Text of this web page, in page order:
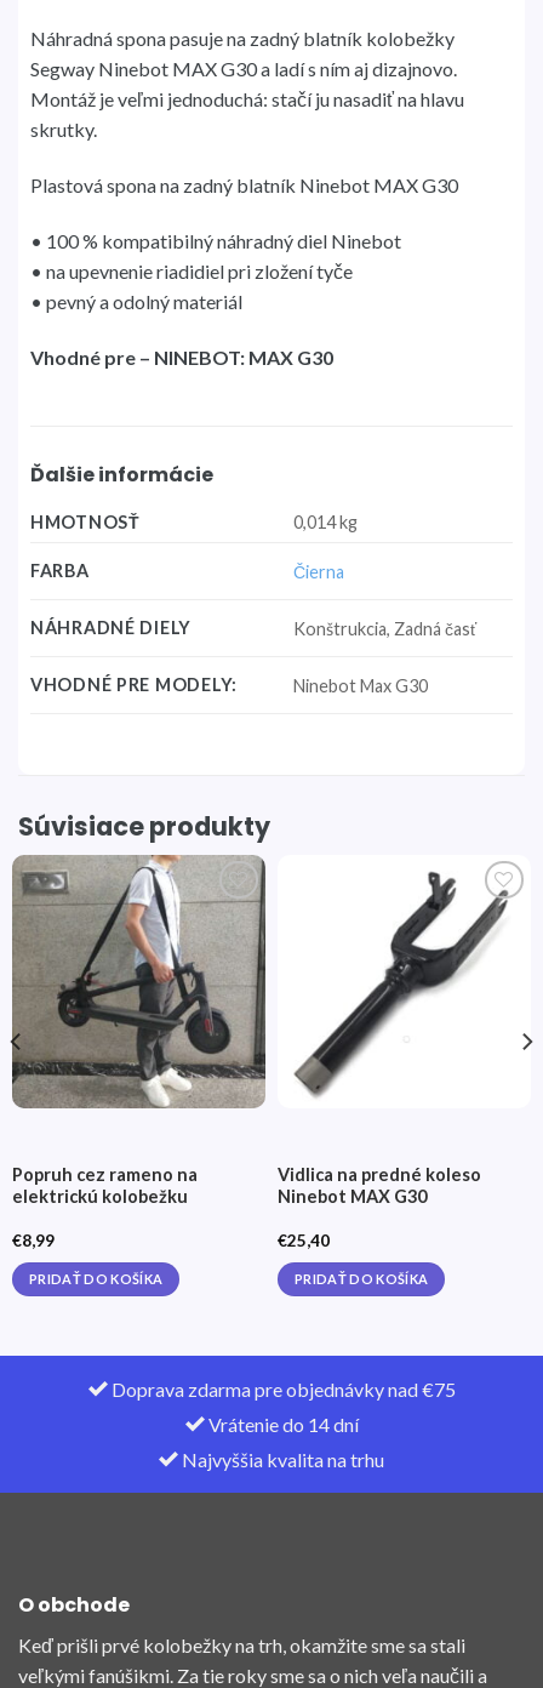
Náhradná spona pasuje na zadný blatník kolobežky
Segway Ninebot MAX G30 a ladí s ním aj dizajnovo.
Montáž je veľmi jednoduchá: stačí ju nasadiť na hlavu
skrutky.
Plastová spona na zadný blatník Ninebot MAX G30
• 100 % kompatibilný náhradný diel Ninebot
• na upevnenie riadidiel pri zložení tyče
• pevný a odolný materiál
Vhodné pre – NINEBOT: MAX G30
Ďalšie informácie
HMOTNOSŤ 0,014 kg
FARBA Čierna
NÁHRADNÉ DIELY Konštrukcia, Zadná časť
VHODNÉ PRE MODELY: Ninebot Max G30
Súvisiace produkty
do
Popruh cez rameno na
elektrickú kolobežku
€8,99
PRIDAŤ DO KOŠÍKA
Pridať
do
zoznamu
želaní
Vidlica na predné koleso
Ninebot MAX G30
€25,40
PRIDAŤ DO KOŠÍKA
Doprava zdarma pre objednávky nad €75
Vrátenie do 14 dní
Najvyššia kvalita na trhu
O obchode
Keď prišli prvé kolobežky na trh, okamžite sme sa stali
veľkými fanúšikmi. Za tie roky sme sa o nich veľa naučili a